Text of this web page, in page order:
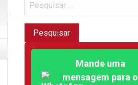
Mande uma
mensagem para o